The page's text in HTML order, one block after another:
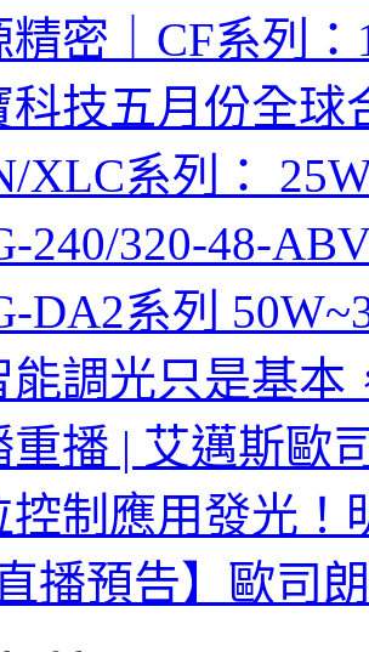
精密｜CF系列：
科技五月份全球
XLC系列：
240/320-48-
DA2系列
能調光只是基本
重播 | 艾邁斯歐
控制應用發光！
直播預告】歐司